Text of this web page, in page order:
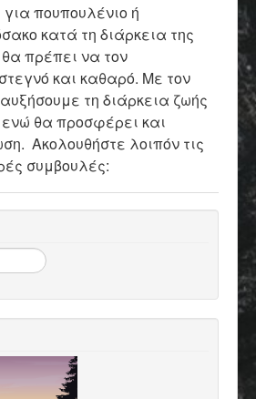
για πουπουλένιο ή
κατά τη διάρκεια της
πρέπει να τον
και καθαρό. Με τον
τη διάρκεια ζωής
θα προσφέρει και
Ακολουθήστε λοιπόν τις
συμβουλές: